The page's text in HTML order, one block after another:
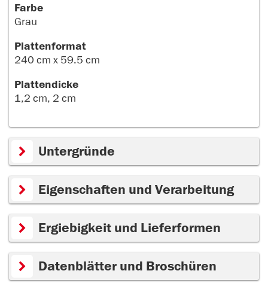
Farbe
Grau
Plattenformat
240 cm x 59.5 cm
Plattendicke
1,2 cm, 2 cm
Untergründe
Eigenschaften und Verarbeitung
Ergiebigkeit und Lieferformen
Datenblätter und Broschüren